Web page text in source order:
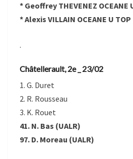
* Geoffrey THEVENEZ OCEANE
* Alexis VILLAIN OCEANE U TOP
.
Châtellerault, 2e _ 23/02
1. G. Duret
2. R. Rousseau
3. K. Rouet
41. N. Bas (UALR)
97. D. Moreau (UALR)